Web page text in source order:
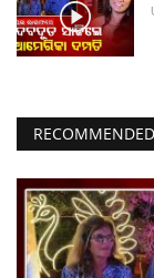
ଅଭୁଲା କଥା